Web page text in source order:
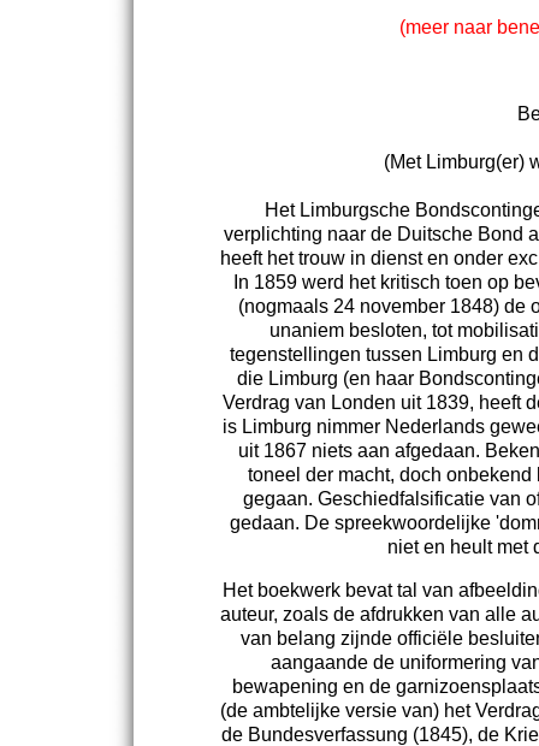
(meer naar
(Met Limburg(er)
Het Limburgsche
verplichting naar de Duitsche Bond
heeft het trouw in dienst en onder
In 1859 werd het kritisch toen op
(nogmaals 24 november 1848) de
unaniem besloten, tot
tegenstellingen tussen Limburg en
die Limburg (en haar
Verdrag van Londen uit 1839, heeft
is Limburg nimmer Nederlands
uit 1867 niets aan afgedaan.
toneel der macht, doch
gegaan. Geschiedfalsificatie van
gedaan. De spreekwoordelijke
niet en heult met
Het boekwerk bevat tal van
auteur, zoals de afdrukken van alle
van belang zijnde officiële
aangaande de uniformering
bewapening en de
(de ambtelijke versie van) het
de Bundesverfassung (1845), de